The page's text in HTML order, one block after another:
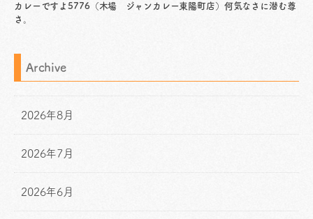
カレーですよ5776（木場 ジャンカレー東陽町店）何気なさに潜む尊
さ。
Archive
2026年8月
2026年7月
2026年6月